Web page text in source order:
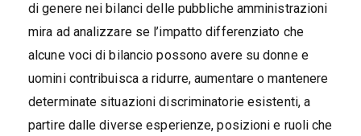
di genere nei bilanci delle pubbliche amministrazioni
mira ad analizzare se l’impatto differenziato che
alcune voci di bilancio possono avere su donne e
uomini contribuisca a ridurre, aumentare o mantenere
determinate situazioni discriminatorie esistenti, a
partire dalle diverse esperienze, posizioni e ruoli che